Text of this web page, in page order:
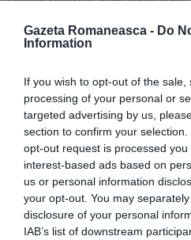
Gazeta Romaneasca - Do
Information
If you wish to opt-out of the
processing of your personal or
targeted advertising by us,
section to confirm your
opt-out request is processed
interest-based ads based on
us or personal information
your opt-out. You may
disclosure of your personal
IAB’s list of downstream
învață foarte repede,
Chaouki – este formarea
„Uneori – a adăugat
contraproductiv să te
privește școala primară,să
mici, dimpotrivă ar putea fi
trebuie să li se explice că
diversitate și că dimpotrivă